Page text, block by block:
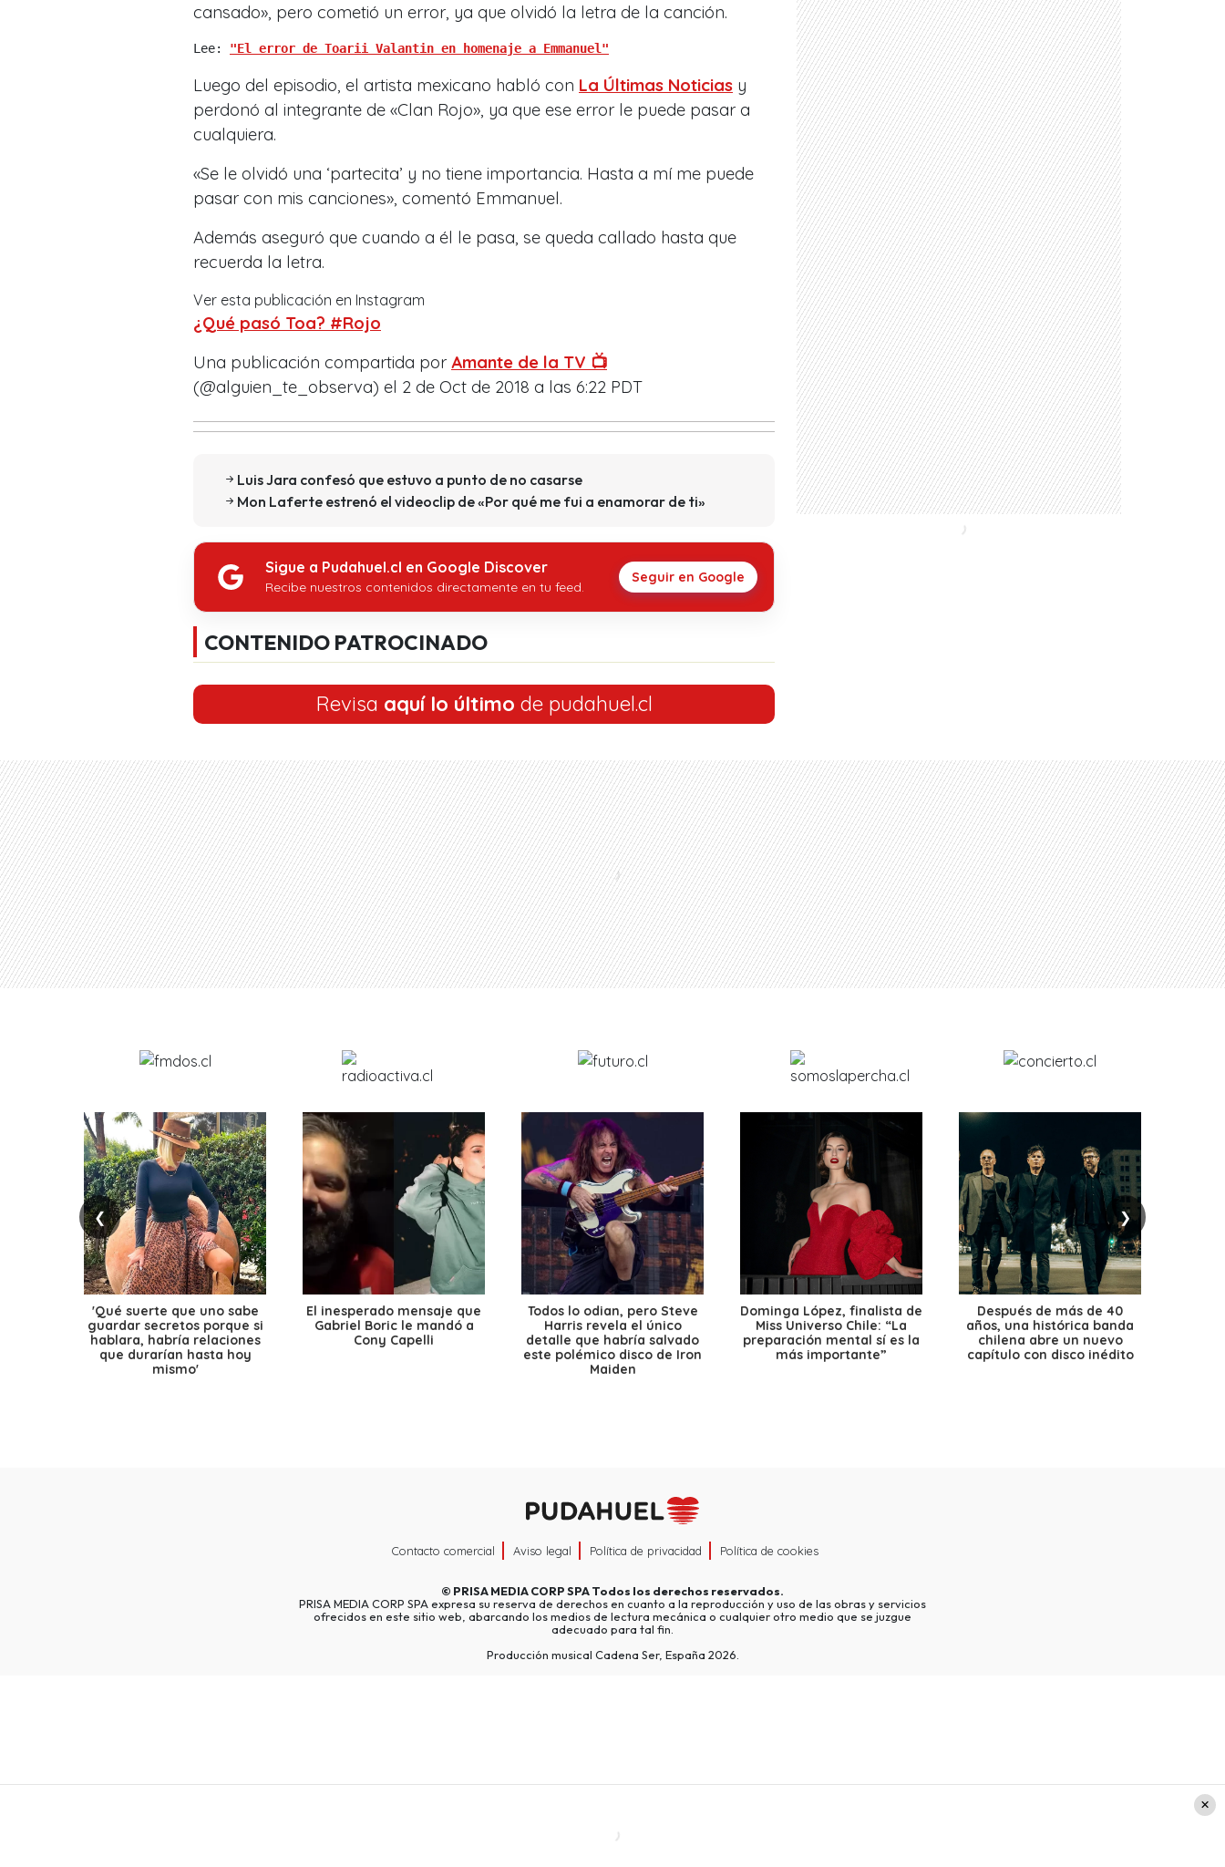
cansado», pero cometió un error, ya que olvidó la letra de la canción.
Lee: "El error de Toarii Valantin en homenaje a Emmanuel"
Luego del episodio, el artista mexicano habló con La Últimas Noticias y
perdonó al integrante de «Clan Rojo», ya que ese error le puede pasar a
cualquiera.
«Se le olvidó una ‘partecita’ y no tiene importancia. Hasta a mí me puede
pasar con mis canciones», comentó Emmanuel.
Además aseguró que cuando a él le pasa, se queda callado hasta que
recuerda la letra.
Ver esta publicación en Instagram
¿Qué pasó Toa? #Rojo
Una publicación compartida por Amante de la TV 📺
(@alguien_te_observa) el 2 de Oct de 2018 a las 6:22 PDT
Luis Jara confesó que estuvo a punto de no casarse
Mon Laferte estrenó el videoclip de «Por qué me fui a enamorar de ti»
Sigue a Pudahuel.cl en Google Discover
Recibe nuestros contenidos directamente en tu feed.
Seguir en Google
CONTENIDO PATROCINADO
Revisa aquí lo último de pudahuel.cl
❮ ❯
'Qué suerte que uno sabe
guardar secretos porque si
hablara, habría relaciones
que durarían hasta hoy
mismo'
El inesperado mensaje que
Gabriel Boric le mandó a
Cony Capelli
Todos lo odian, pero Steve
Harris revela el único
detalle que habría salvado
este polémico disco de Iron
Maiden
Dominga López, finalista de
Miss Universo Chile: “La
preparación mental sí es la
más importante”
Después de más de 40
años, una histórica banda
chilena abre un nuevo
capítulo con disco inédito
Contacto comercial Aviso legal Política de privacidad Política de cookies
© PRISA MEDIA CORP SPATodos los derechos reservados.
PRISA MEDIA CORP SPA expresa su reserva de derechos en cuanto a la reproducción y uso de las obras y servicios
ofrecidos en este sitio web, abarcando los medios de lectura mecánica o cualquier otro medio que se juzgue
adecuado para tal fin.
Producción musical Cadena Ser, España 2026.